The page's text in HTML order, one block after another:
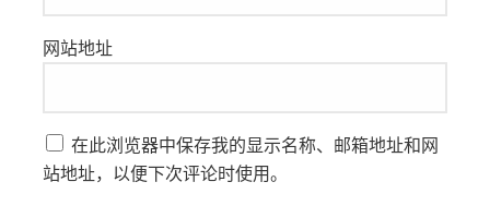
网站地址
在此浏览器中保存我的显示名称、邮箱地址和网
站地址，以便下次评论时使用。